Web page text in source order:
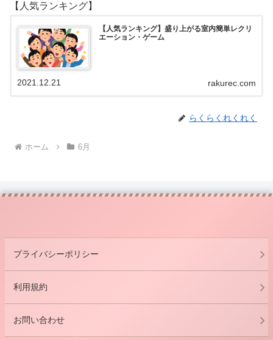
【人気ランキング】
【人気ランキング】盛り上がる室内簡単レクリ
エーション・ゲーム
rakurec.com
2021.12.21
らくらくれくれく
ホーム 6月
プライバシーポリシー
利用規約
お問い合わせ